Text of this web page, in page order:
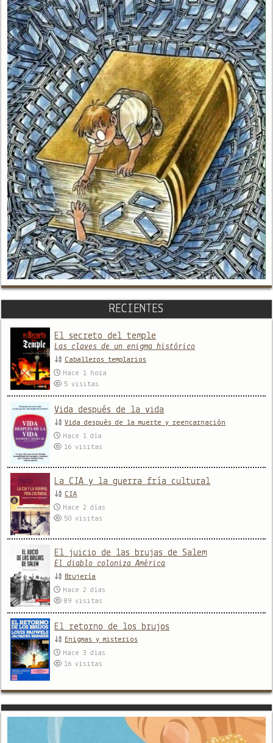
RECIENTES
El secreto del temple
Las claves de un enigma histórico
Caballeros templarios
Hace 1 hora
5visitas
Vida después de la vida
Vida después de la muerte y reencarnación
Hace 1 día
16visitas
La CIA y la guerra fría cultural
CIA
Hace 2 días
50visitas
El juicio de las brujas de Salem
El diablo coloniza América
Brujería
Hace 2 días
89visitas
El retorno de los brujos
Enigmas y misterios
Hace 3 días
16visitas